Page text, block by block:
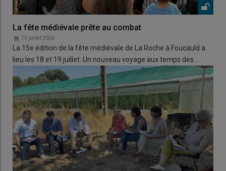
La fête médiévale prête au combat
15 juillet 2026
La 15e édition de la fête médiévale de La Roche à Foucauld a
lieu les 18 et 19 juillet. Un nouveau voyage aux temps des…